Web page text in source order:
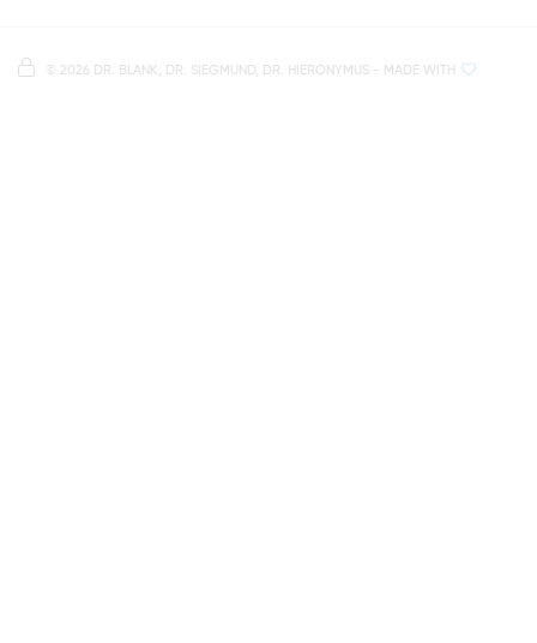
© 2026 DR. BLANK, DR. SIEGMUND, DR. HIERONYMUS - MADE WITH